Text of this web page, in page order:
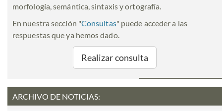
morfología, semántica, sintaxis y ortografía.
En nuestra sección "Consultas" puede acceder a las
respuestas que ya hemos dado.
Realizar consulta
ARCHIVO DE NOTICIAS: